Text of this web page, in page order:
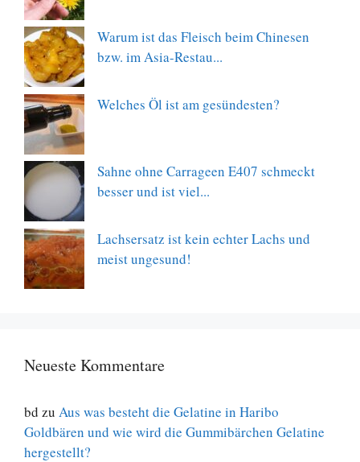
Warum ist das Fleisch beim Chinesen
bzw. im Asia-Restau...
Welches Öl ist am gesündesten?
Sahne ohne Carrageen E407 schmeckt
besser und ist viel...
Lachsersatz ist kein echter Lachs und
meist ungesund!
Neueste Kommentare
bd zu Aus was besteht die Gelatine in Haribo
Goldbären und wie wird die Gummibärchen Gelatine
hergestellt?